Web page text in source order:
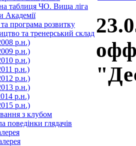
таблиця ЧО. Вища ліга
Академії
та програма розвитку
та тренерський склад
р.н.)
р.н.)
р.н.)
р.н.)
р.н.)
р.н.)
р.н.)
р.н.)
з клубом
поведінки глядачів